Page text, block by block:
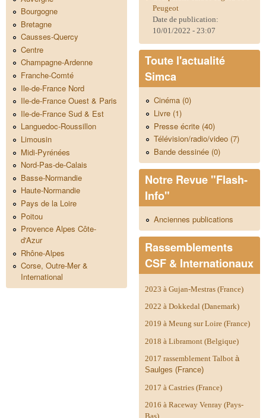
Bourgogne
Bretagne
Causses-Quercy
Centre
Champagne-Ardenne
Franche-Comté
Ile-de-France Nord
Ile-de-France Ouest & Paris
Ile-de-France Sud & Est
Languedoc-Roussillon
Limousin
Midi-Pyrénées
Nord-Pas-de-Calais
Basse-Normandie
Haute-Normandie
Pays de la Loire
Poitou
Provence Alpes Côte-
d'Azur
Rhône-Alpes
Corse, Outre-Mer &
International
Peugeot
Date de publication:
10/01/2022 - 23:07
Toute l'actualité
Simca
Cinéma (0)
Livre (1)
Presse écrite (40)
Télévision/radio/video (7)
Bande dessinée (0)
Notre Revue "Flash-
Info"
Anciennes publications
Rassemblements
CSF & Internationaux
2023 à Gujan-Mestras (France)
2022 à Dokkedal (Danemark)
2019 à Meung sur Loire (France)
2018 à Libramont (Belgique)
2017 rassemblement Talbot à
Saulges (France)
2017 à Castries (France)
2016 à Raceway Venray (Pays-
Bas)